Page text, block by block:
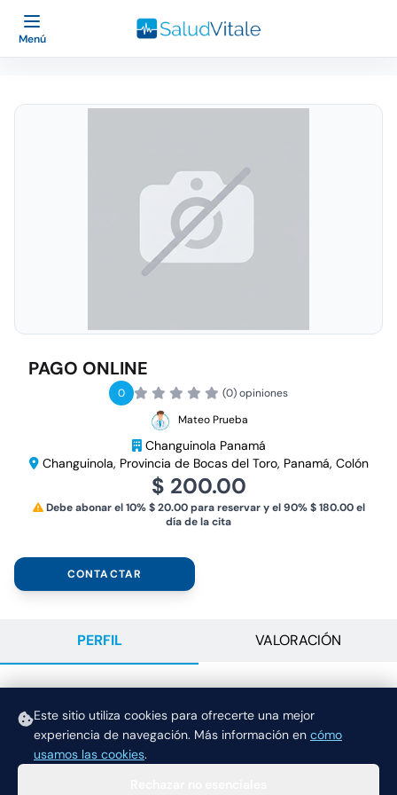
Este sitio utiliza cookies para ofrecerte una mejor
experiencia de navegación. Más información en cómo
usamos las cookies.
Menú
PAGO ONLINE
0
(0) opiniones
Mateo Prueba
Changuinola Panamá
Changuinola, Provincia de Bocas del Toro, Panamá, Colón
$ 200.00
Debe abonar el 10% $ 20.00 para reservar y el 90% $ 180.00 el
día de la cita
CONTACTAR
PERFIL VALORACIÓN
DESCRIPCIÓN
service